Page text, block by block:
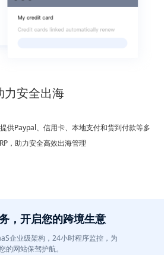
力安全出海
供Paypal、信用卡、本地支付和货到付款等多
，助力安全高效出海管理
，开启您的跨境生意
企业级架构，24小时程序监控，为
的网站保驾护航。